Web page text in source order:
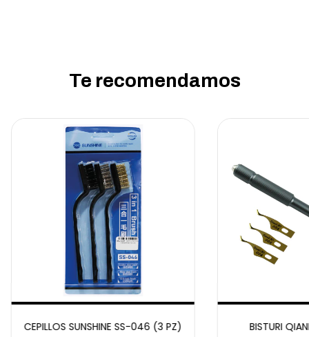
Te recomendamos
CEPILLOS SUNSHINE SS-046 (3 PZ) BISTURI